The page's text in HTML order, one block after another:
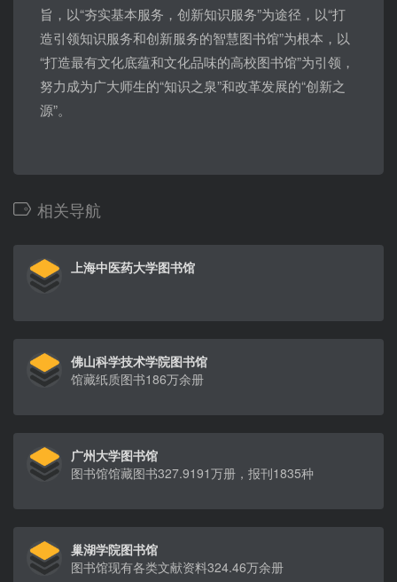
旨，以“夯实基本服务，创新知识服务”为途径，以“打
造引领知识服务和创新服务的智慧图书馆”为根本，以
“打造最有文化底蕴和文化品味的高校图书馆”为引领，
努力成为广大师生的“知识之泉”和改革发展的“创新之
源”。
相关导航
上海中医药大学图书馆
佛山科学技术学院图书馆
馆藏纸质图书186万余册
广州大学图书馆
图书馆馆藏图书327.9191万册，报刊1835种
巢湖学院图书馆
图书馆现有各类文献资料324.46万余册